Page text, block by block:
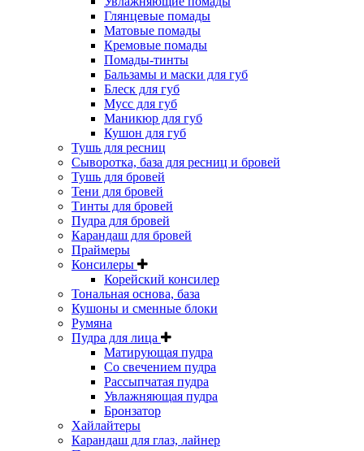
Глянцевые помады
Матовые помады
Кремовые помады
Помады-тинты
Бальзамы и маски для губ
Блеск для губ
Мусс для губ
Маникюр для губ
Кушон для губ
Тушь для ресниц
Сыворотка, база для ресниц и бровей
Тушь для бровей
Тени для бровей
Тинты для бровей
Пудра для бровей
Карандаш для бровей
Праймеры
Консилеры
Корейский консилер
Тональная основа, база
Кушоны и сменные блоки
Румяна
Пудра для лица
Матирующая пудра
Со свечением пудра
Рассыпчатая пудра
Увлажняющая пудра
Бронзатор
Хайлайтеры
Карандаш для глаз, лайнер